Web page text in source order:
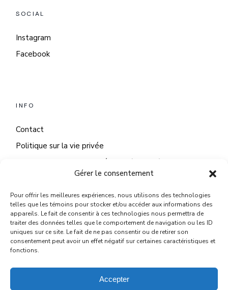
Gérer le consentement
Pour offrir les meilleures expériences, nous utilisons des technologies
telles que les témoins pour stocker et/ou accéder aux informations des
appareils. Le fait de consentir à ces technologies nous permettra de
traiter des données telles que le comportement de navigation ou les ID
uniques sur ce site. Le fait de ne pas consentir ou de retirer son
consentement peut avoir un effet négatif sur certaines caractéristiques et
fonctions.
Accepter
SOCIAL
Instagram
Facebook
INFO
Contact
Politique sur la vie privée
Politique sur les fichiers témoins (cookies)
NOUS JOINDRE
2293 Av. Chauveau suite 200, Québec, QC G2C 0G7
418 655 4122
patricia@paricidesign.com